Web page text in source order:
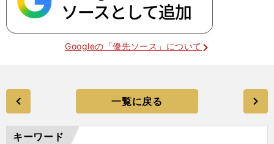
Googleの「優先ソース」について
一覧に戻る
キーワード